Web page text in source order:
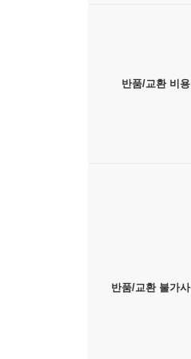
반품/교환 비용
반품/교환 불가